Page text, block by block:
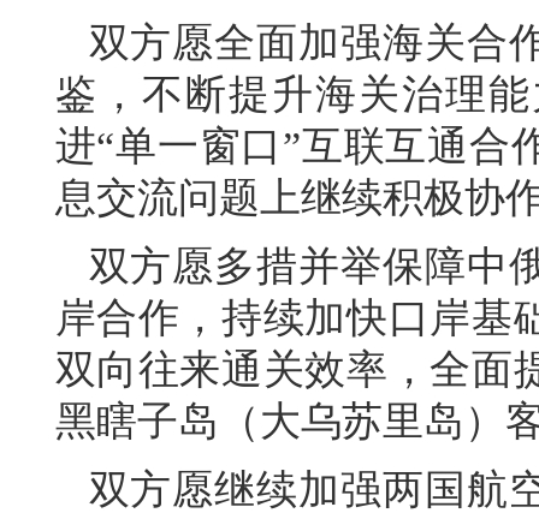
双方愿全面加强海关合
鉴，不断提升海关治理
进“单一窗口”互联互通合
息交流问题上继续积极协
双方愿多措并举保障中
岸合作，持续加快口岸基
双向往来通关效率，全面
黑瞎子岛（大乌苏里岛）
双方愿继续加强两国航